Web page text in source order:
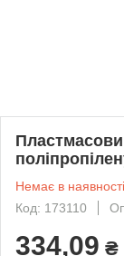
Немає в наявності
Код: 173110
334,09 ₴